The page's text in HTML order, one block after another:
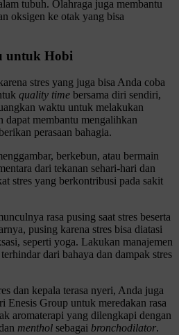
tubuh. Olahraga juga membantu
oksigen ke otak yang bisa
untuk Hobi
stres yang juga bisa Anda coba
quality time bersama diri sendiri,
waktu untuk melakukan
dapat membantu mengalihkan
perasaan bahagia.
berkebun, atau bermain
dari tekanan sehari-hari dan
stres yang berkontribusi pada sakit
rasa pusing saat stres beserta
pusing karena stres bisa diatasi
seperti yoga. Lakukan manajemen
dari bahaya dan dampak stres
dan kepala terasa nyeri, Anda juga
Enesis Group untuk meredakan rasa
aromaterapi yang dilengkapi dengan
menthol sebagai bronchodilator.